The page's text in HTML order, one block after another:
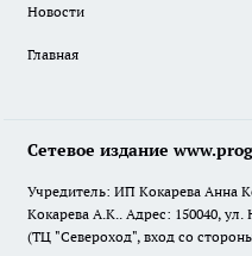
Новости
Главная
Сетевое издание
Учредитель: ИП Кокарева Анна
Кокарева А.К.. Адрес: 150040,
(ТЦ "Североход", вход со